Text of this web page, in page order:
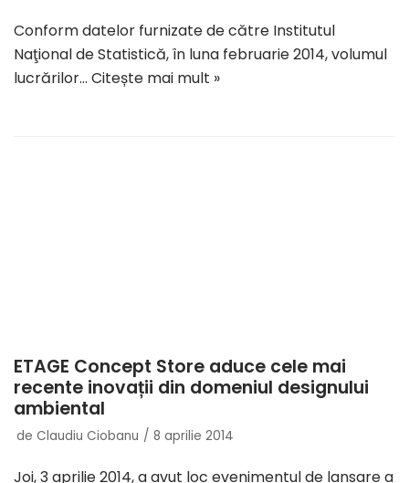
Conform datelor furnizate de către Institutul
Naţional de Statistică, în luna februarie 2014, volumul
lucrărilor… Citește mai mult »
ETAGE Concept Store aduce cele mai
recente inovații din domeniul designului
ambiental
de Claudiu Ciobanu 8 aprilie 2014
Joi, 3 aprilie 2014, a avut loc evenimentul de lansare a